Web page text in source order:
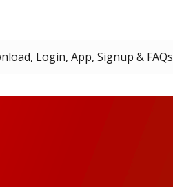
Login, App, Signup & FAQs